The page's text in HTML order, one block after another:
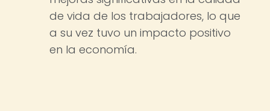
de vida de los trabajadores, lo que
a su vez tuvo un impacto positivo
en la economía.